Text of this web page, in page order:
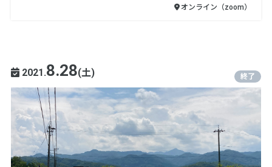
オンライン（zoom）
2021.8.28(土) 終了